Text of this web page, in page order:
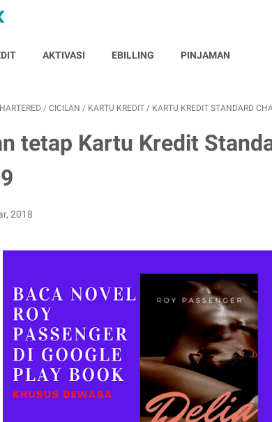
AKTIVASI EBILLING PINJAMAN
/ CICILAN / KARTU KREDIT / KARTU KREDIT STANDARD
tetap Kartu Kredit
2018